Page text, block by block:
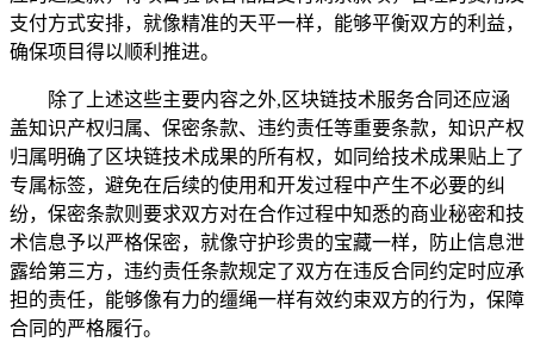
支付方式安排，就像精准的天平一样，能够平衡双方的利益，
确保项目得以顺利推进。
除了上述这些主要内容之外,区块链技术服务合同还应涵
盖知识产权归属、保密条款、违约责任等重要条款，知识产权
归属明确了区块链技术成果的所有权，如同给技术成果贴上了
专属标签，避免在后续的使用和开发过程中产生不必要的纠
纷，保密条款则要求双方对在合作过程中知悉的商业秘密和技
术信息予以严格保密，就像守护珍贵的宝藏一样，防止信息泄
露给第三方，违约责任条款规定了双方在违反合同约定时应承
担的责任，能够像有力的缰绳一样有效约束双方的行为，保障
合同的严格履行。